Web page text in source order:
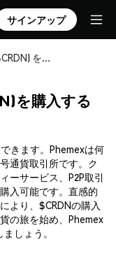
サインアップ
Cardence ($CRDN) を安全に購入・保管
を購入する
きます。Phemexは何
通貨取引所です。ク
ーサービス、P2P取引
入可能です。直感的
より、$CRDNの購入
の旅を始め、Phemex
しょう。